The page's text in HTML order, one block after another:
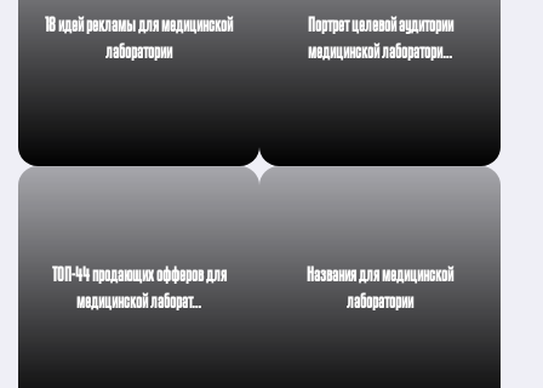
18 идей рекламы для медицинской
лаборатории
Портрет целевой аудитории
медицинской лаборатори…
ТОП-44 продающих офферов для
медицинской лаборат…
Названия для медицинской
лаборатории